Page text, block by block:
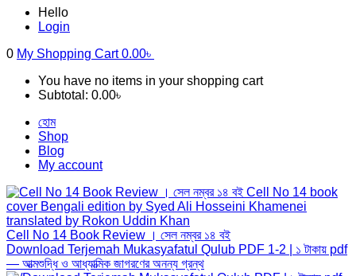
Hello
Login
0 My Shopping Cart0.00৳
You have no items in your shopping cart
Subtotal: 0.00৳
হোম
Shop
Blog
My account
Cell No 14 Book Review । সেল নম্বর ১৪ বই
Download Terjemah Mukasyafatul Qulub PDF 1-2 | ১ টাকায় pdf
— আত্মশুদ্ধি ও আধ্যাত্মিক জাগরণের অনন্য গ্রন্থ